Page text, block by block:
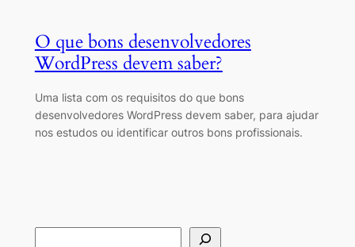
O que bons desenvolvedores
WordPress devem saber?
Uma lista com os requisitos do que bons
desenvolvedores WordPress devem saber, para ajudar
nos estudos ou identificar outros bons profissionais.